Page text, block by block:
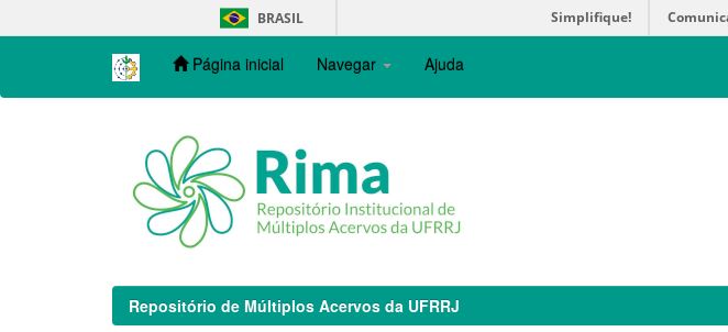
navigation
BRASIL Simplifique!
Página inicial Navegar Ajuda
Repositório de Múltiplos Acervos da UFRRJ